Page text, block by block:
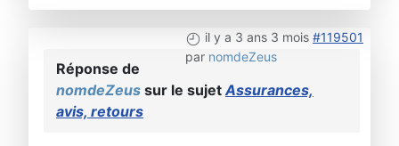
il y a 3 ans 3 mois #119501
par nomdeZeus
Réponse de
nomdeZeus sur le sujetAssurances,
avis, retours